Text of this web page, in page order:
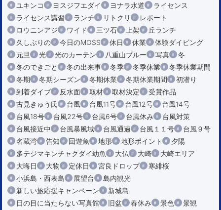
ユキンコ
ヨスジフエダイ ヨナラ水道
ライセンス
ライセンス講習
ランチ リトクリ
レポート
ロウニンアジ
ワイド 三ツ石 上架
丘ランチ
久しぶりの
今日のMOSS 休日 休業
体験ダイビング
元旦
光 光のカーテン 八重山ブルー 写真
冬
冬のできごと
冬の出来事 冬季 冬季休業
冬季休業期間
冬期
冬期シーズン 冬期休業 冬期休業期間
初潜り
到着ダイブ
反水面 取材 取材決定
受賞作品
古見きゅう氏
台風 台風11号 台風12号
台風14号
台風18号
台風22号 台風6号 台風休み
台風対策
台風接近中
台風暴風域 台風通過 台風１１号
台風９号
名蔵湾
告知 回遊魚 地形 地形ポイント
夕陽
多テジマキンチャクダイ幼魚
大仏 大崎
大崎エリア
大晦日
大物 定休日 宮良ドロップ
寒緋桜
小浜島・西表島
展望台
島内観光
新しい旅応援キャンペーン
新城島
日の目に当たらない写真館
旧盆 春休み 景色
景観